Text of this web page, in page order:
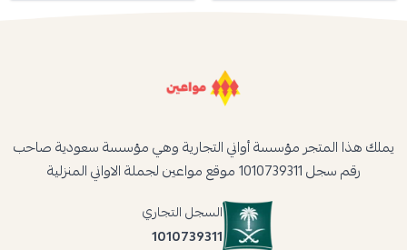
يملك هذا المتجر مؤسسة أواني التجارية وهي مؤسسة سعودية صاحب
رقم سجل 1010739311 موقع مواعين لجملة الاواني المنزلية
السجل التجاري
1010739311